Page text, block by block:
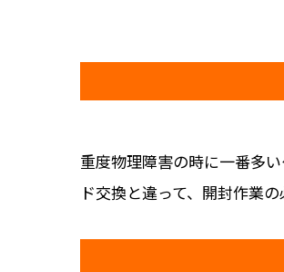
重度物理障害の時に一番多
ド交換と違って、開封作業